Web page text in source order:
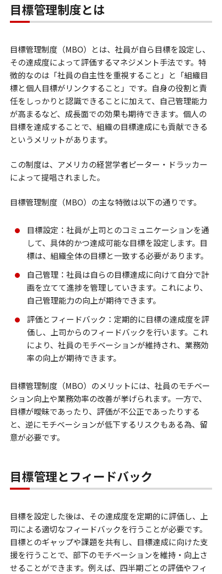
目標管理制度とは
目標管理制度（MBO）とは、社員が自ら目標を設定し、
その達成度によって評価するマネジメント手法です。特
徴的なのは「社員の自主性を重視すること」と「組織目
標と個人目標がリンクすること」です。自身の役割と責
任をしっかりと認識できることに加えて、自己管理能力
が高まるなど、成長面での効果も期待できます。個人の
目標を達成することで、組織の目標達成にも貢献できる
というメリットがあります。
この制度は、アメリカの経営学者ピーター・ドラッカー
によって提唱されました。
目標管理制度（MBO）の主な特徴は以下の通りです。
目標設定：社員が上司とのコミュニケーションを通
して、具体的かつ達成可能な目標を設定します。目
標は、組織全体の目標と一致する必要があります。
自己管理：社員は自らの目標達成に向けて自分で計
画を立てて進捗を管理していきます。これにより、
自己管理能力の向上が期待できます。
評価とフィードバック：定期的に目標の達成度を評
価し、上司からのフィードバックを行います。これ
により、社員のモチベーションが維持され、業務効
率の向上が期待できます。
目標管理制度（MBO）のメリットには、社員のモチベー
ション向上や業務効率の改善が挙げられます。一方で、
目標が曖昧であったり、評価が不公正であったりする
と、逆にモチベーションが低下するリスクもある為、留
意が必要です。
目標管理とフィードバック
目標を設定した後は、その達成度を定期的に評価し、上
司による適切なフィードバックを行うことが必要です。
目標とのギャップや課題を共有し、目標達成に向けた支
援を行うことで、部下のモチベーションを維持・向上さ
せることができます。例えば、四半期ごとの評価やフィ